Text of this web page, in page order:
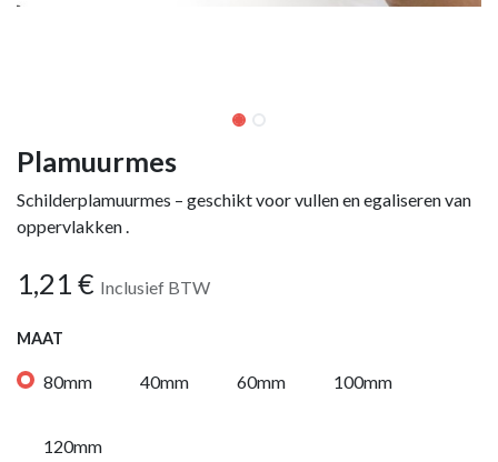
Plamuurmes
Schilderplamuurmes – geschikt voor vullen en egaliseren van
oppervlakken .
1,21 € Inclusief BTW
MAAT
80mm 40mm 60mm 100mm
120mm